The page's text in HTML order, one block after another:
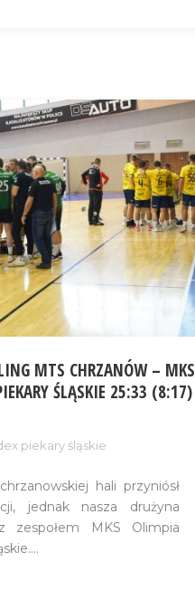
MTS CHRZANÓW – MKS
ŚLĄSKIE 25:33 (8:17)
piekary śląskie
hali przyniósł
jednak nasza drużyna
MKS Olimpia